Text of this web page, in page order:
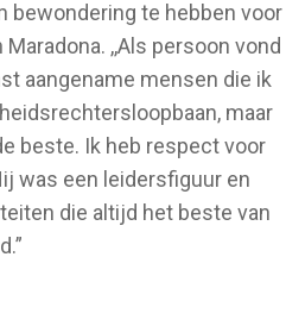
bewondering te hebben voor
,,Als persoon vond
aangename mensen die ik
maar
beste. Ik heb respect voor
was een leidersfiguur en
die altijd het beste van